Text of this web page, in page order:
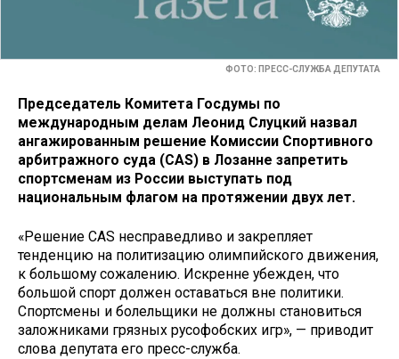
ФОТО: ПРЕСС-СЛУЖБА ДЕПУТАТА
Председатель Комитета Госдумы по
международным делам Леонид Слуцкий назвал
ангажированным решение Комиссии Спортивного
арбитражного суда (CAS) в Лозанне запретить
спортсменам из России выступать под
национальным флагом на протяжении двух лет.
«Решение CAS несправедливо и закрепляет
тенденцию на политизацию олимпийского движения,
к большому сожалению. Искренне убежден, что
большой спорт должен оставаться вне политики.
Спортсмены и болельщики не должны становиться
заложниками грязных русофобских игр», — приводит
слова депутата его пресс-служба.